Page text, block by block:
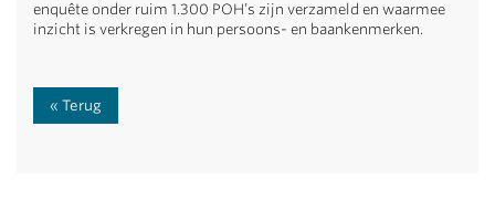
enquête onder ruim 1.300 POH’s zijn verzameld en waarmee
inzicht is verkregen in hun persoons- en baankenmerken.
Terug